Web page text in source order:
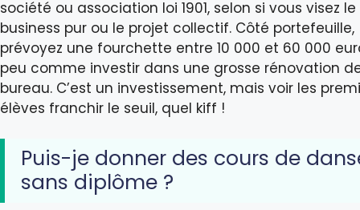
société ou association loi 1901, selon si vous visez le
business pur ou le projet collectif. Côté portefeuille,
prévoyez une fourchette entre 10 000 et 60 000
peu comme investir dans une grosse rénovation
bureau. C’est un investissement, mais voir les
élèves franchir le seuil, quel kiff !
Puis-je donner des cours de
sans diplôme ?